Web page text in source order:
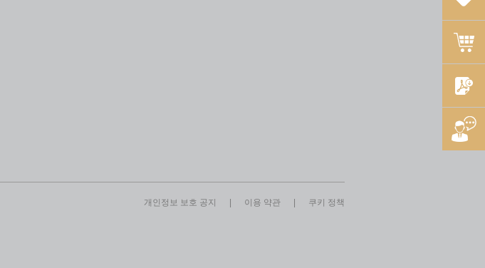
개인정보 보호 공지 이용 약관 쿠키 정책